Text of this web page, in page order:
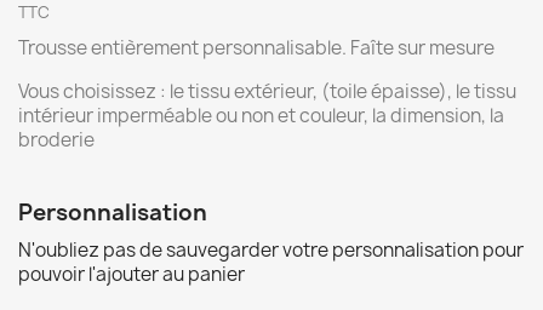
TTC
Trousse entièrement personnalisable. Faîte sur mesure
Vous choisissez : le tissu extérieur, (toile épaisse), le tissu
intérieur imperméable ou non et couleur, la dimension, la
broderie
Personnalisation
N'oubliez pas de sauvegarder votre personnalisation pour
pouvoir l'ajouter au panier